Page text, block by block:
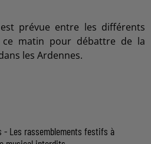
prévue entre les différents
matin pour débattre de la
les Ardennes.
- Les rassemblements festifs à